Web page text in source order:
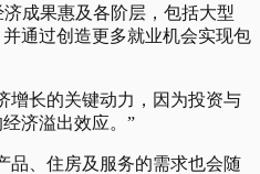
成果惠及各阶层，包括大型
通过创造更多就业机会实现包
增长的关键动力，因为投资与
济溢出效应。”
品、住房及服务的需求也会随